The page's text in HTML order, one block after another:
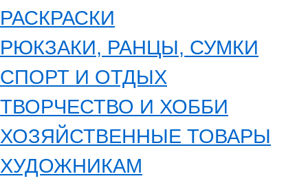
РАСКРАСКИ
РЮКЗАКИ, РАНЦЫ, СУМКИ
СПОРТ И ОТДЫХ
ТВОРЧЕСТВО И ХОББИ
ХОЗЯЙСТВЕННЫЕ ТОВАРЫ
ХУДОЖНИКАМ